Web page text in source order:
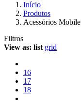
Início
Produtos
Acessórios Mobile
Filtros
View as: list grid
16
17
18